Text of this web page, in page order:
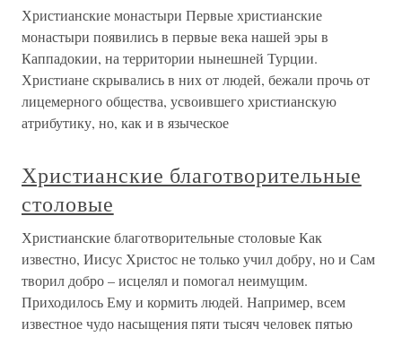
Христианские монастыри Первые христианские
монастыри появились в первые века нашей эры в
Каппадокии, на территории нынешней Турции.
Христиане скрывались в них от людей, бежали прочь от
лицемерного общества, усвоившего христианскую
атрибутику, но, как и в языческое
Христианские благотворительные
столовые
Христианские благотворительные столовые Как
известно, Иисус Христос не только учил добру, но и Сам
творил добро – исцелял и помогал неимущим.
Приходилось Ему и кормить людей. Например, всем
известное чудо насыщения пяти тысяч человек пятью